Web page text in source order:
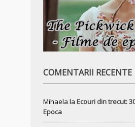
COMENTARII RECENTE
Mihaela la Ecouri din trecut:
Epoca